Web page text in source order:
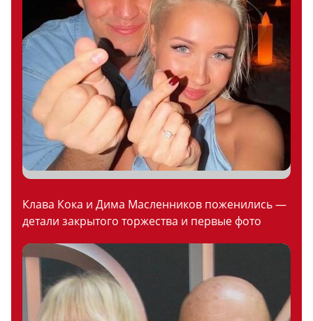
Клава Кока и Дима Масленников поженились —
детали закрытого торжества и первые фото